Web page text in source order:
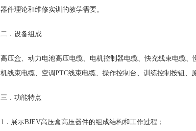
器件理论和维修实训的教学需要。
二．设备组成
高压盒、动力电池高压电缆、电机控制器电缆、快充线束电缆
机线束电缆、空调PTC线束电缆、操作控制台、训练控制按钮、
三．功能特点
1．展示BJEV高压盒高压器件的组成结构和工作过程；